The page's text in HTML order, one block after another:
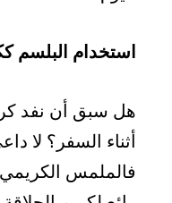
استخدام البلسم
هل سبق أن نفد
أثناء السفر؟ لا
فالملمس